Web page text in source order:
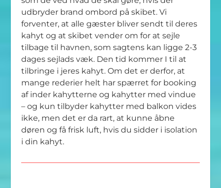
udbryder brand ombord på skibet. Vi
forventer, at alle gæster bliver sendt til deres
kahyt og at skibet vender om for at sejle
tilbage til havnen, som sagtens kan ligge 2-3
dages sejlads væk. Den tid kommer I til at
tilbringe i jeres kahyt. Om det er derfor, at
mange rederier helt har spærret for booking
af inder kahytterne og kahytter med vindue
– og kun tilbyder kahytter med balkon vides
ikke, men det er da rart, at kunne åbne
døren og få frisk luft, hvis du sidder i isolation
i din kahyt.